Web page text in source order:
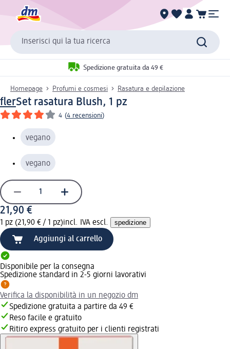
Inserisci qui la tua ricerca
Spedizione gratuita da 49 €
Homepage Profumi e cosmesi Rasatura e depilazione
flerSet rasatura Blush, 1 pz
4 (4 recensioni)
vegano
vegano
21,90 €
1 pz (21,90 € / 1 pz)incl. IVA escl. spedizione
Aggiungi al carrello
Disponibile per la consegna
Spedizione standard in 2-5 giorni lavorativi
Verifica la disponibilità in un negozio dm
Spedizione gratuita a partire da 49 €
Reso facile e gratuito
Ritiro express gratuito per i clienti registrati